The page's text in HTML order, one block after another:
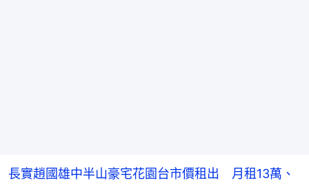
長實趙國雄中半山豪宅花園台市價租出 月租13萬、